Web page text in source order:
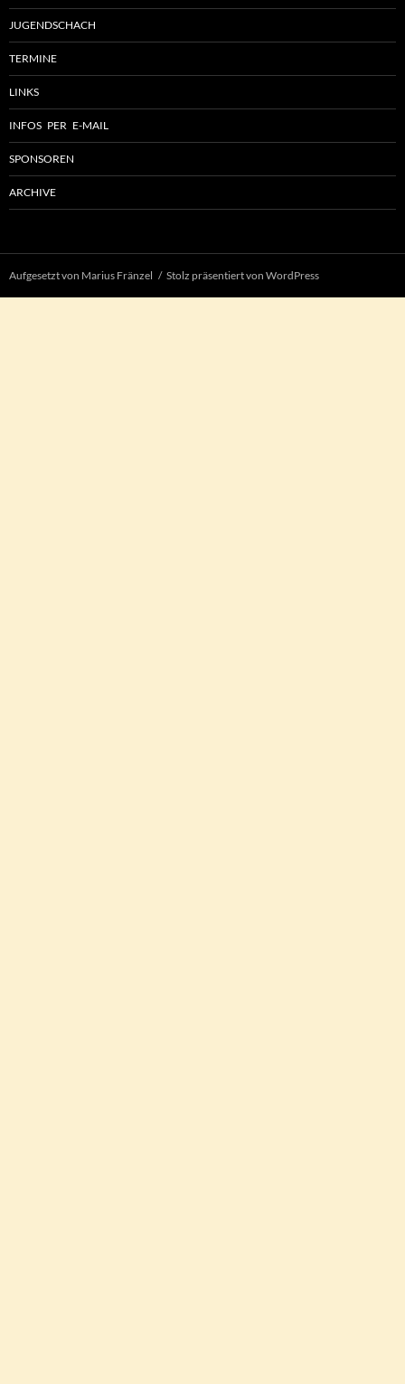
JUGENDSCHACH
TERMINE
LINKS
INFOS PER E-MAIL
SPONSOREN
ARCHIVE
Aufgesetzt von Marius Fränzel Stolz präsentiert von WordPress